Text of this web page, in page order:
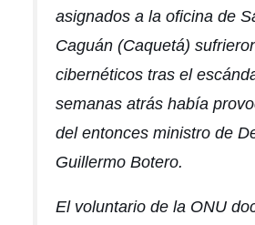
asignados a la oficina de
Caguán (Caquetá)
cibernéticos tras el
semanas atrás había
del entonces ministro de
Guillermo Botero.
El voluntario de la ONU